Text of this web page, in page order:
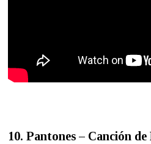
10. Pantones – Canción de